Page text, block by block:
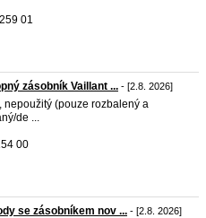
01
zásobník Vaillant ... - [2.8. 2026]
nepoužitý (pouze rozbalený a
de ...
00
se zásobníkem nov ... - [2.8. 2026]